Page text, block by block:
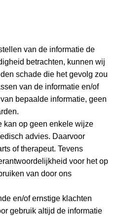
van de informatie de
betrachten, kunnen wij
schade die het gevolg zou
van de informatie en/of
bepaalde informatie, geen
kan op geen enkele wijze
advies. Daarvoor
of therapeut. Tevens
voor het op
van door ons
en/of ernstige klachten
gebruik altijd de informatie